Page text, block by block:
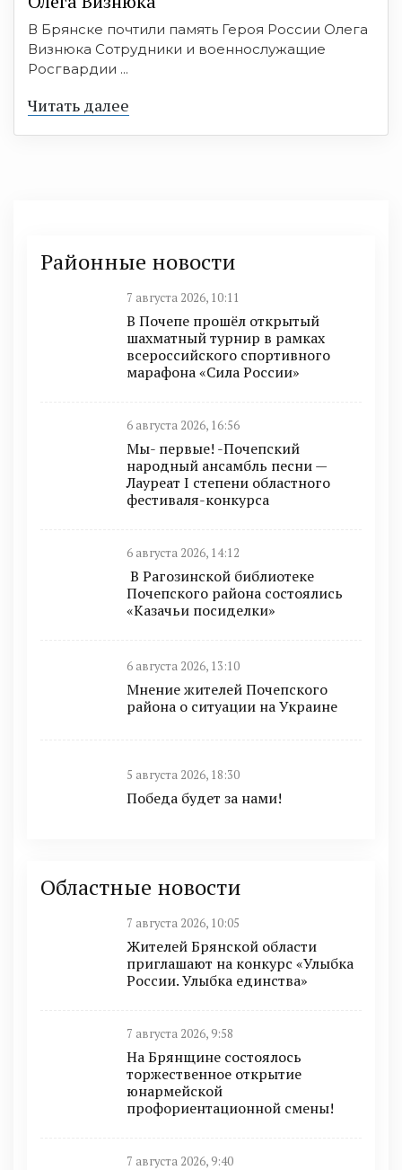
В Брянске почтили память Героя России Олега
Визнюка Сотрудники и военнослужащие
Росгвардии ...
Читать далее
Районные новости
7 августа 2026, 10:11
В Почепе прошёл открытый
шахматный турнир в рамках
всероссийского спортивного
марафона «Сила России»
6 августа 2026, 16:56
Мы- первые! -Почепский
народный ансамбль песни —
Лауреат I степени областного
фестиваля-конкурса
6 августа 2026, 14:12
В Рагозинской библиотеке
Почепского района состоялись
«Казачьи посиделки»
6 августа 2026, 13:10
Мнение жителей Почепского
района о ситуации на Украине
5 августа 2026, 18:30
Победа будет за нами!
Областные новости
7 августа 2026, 10:05
Жителей Брянской области
приглашают на конкурс «Улыбка
России. Улыбка единства»
7 августа 2026, 9:58
На Брянщине состоялось
торжественное открытие
юнармейской
профориентационной смены!
7 августа 2026, 9:40